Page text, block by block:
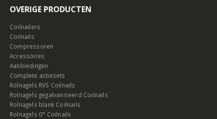
OVERIGE PRODUCTEN
Coilnailers
Coilnails
Compressoren
Accessoires
Aanbiedingen
Complete actiesets
Rolnagels RVS Coilnails
Rolnagels gegalvaniseerd Coilnails
Rolnagels blank Coilnails
Rolnagels 0° Coilnails